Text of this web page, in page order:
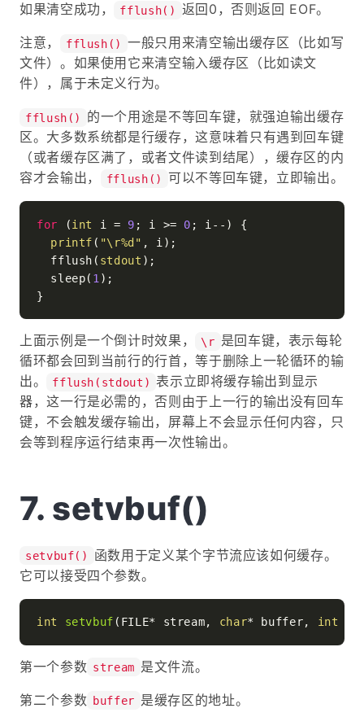
如果清空成功， fflush() 返回0，否则返回 EOF。
注意， fflush()
一般只用来清空输出缓存区（比如写
文件）。如果使用它来清空输入缓存区（比如读文
件），属于未定义行为。
fflush()
的一个用途是不等回车键，就强迫输出缓存
区。大多数系统都是行缓存，这意味着只有遇到回车键
（或者缓存区满了，或者文件读到结尾），缓存区的内
容才会输出，
fflush() 可以不等回车键，立即输出。
for (int i = 9 ; i >= 0 ; i--) {
printf ( "\r%d" , i);
  fflush(
stdout );
  sleep(
1 );
上面示例是一个倒计时效果， \r 是回车键，表示每轮
循环都会回到当前行的行首，等于删除上一轮循环的输
出。
fflush(stdout) 表示立即将缓存输出到显示
器，这一行是必需的，否则由于上一行的输出没有回车
键，不会触发缓存输出，屏幕上不会显示任何内容，只
会等到程序运行结束再一次性输出。
setvbuf()
setvbuf()
函数用于定义某个字节流应该如何缓存。
它可以接受四个参数。
int setvbuf (FILE* stream, char* buffer, int
第一个参数 stream 是文件流。
第二个参数 buffer 是缓存区的地址。